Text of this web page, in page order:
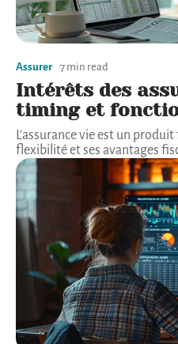
Assurer 7 min read
Intérêts des
timing et
L'assurance vie est un
flexibilité et ses avantages